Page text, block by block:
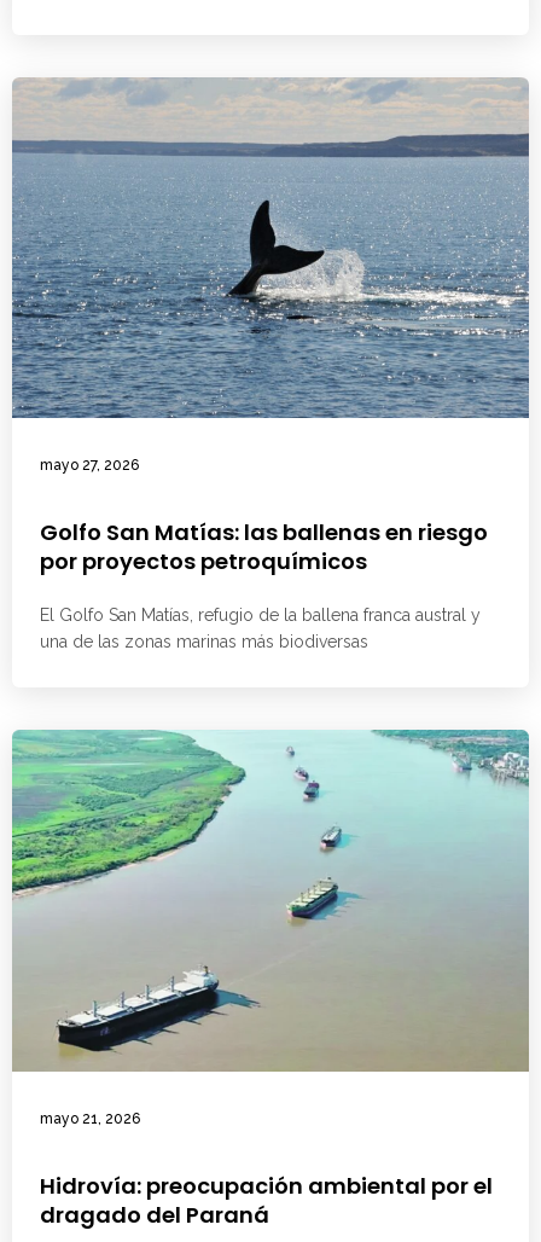
mayo 27, 2026
Golfo San Matías: las ballenas en riesgo
por proyectos petroquímicos
El Golfo San Matías, refugio de la ballena franca austral y
una de las zonas marinas más biodiversas
mayo 21, 2026
Hidrovía: preocupación ambiental por el
dragado del Paraná